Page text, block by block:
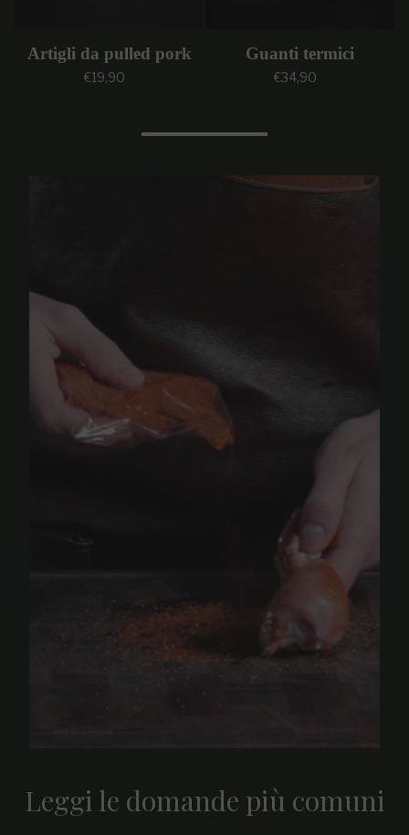
Artigli da pulled pork
Prezzo regolare
€19,90
Guanti termici
Prezzo regolare
€34,90
Leggi le domande più comuni